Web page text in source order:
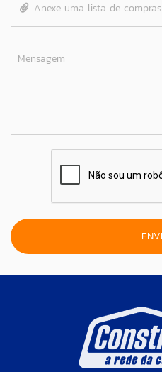
Anexe uma lista de compras
Mensagem